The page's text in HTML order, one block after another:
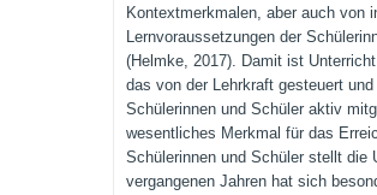
Kontextmerkmalen, aber auch von
Lernvoraussetzungen der
(Helmke, 2017). Damit ist
das von der Lehrkraft gesteuert
Schülerinnen und Schüler aktiv
wesentliches Merkmal für das
Schülerinnen und Schüler stellt die
vergangenen Jahren hat sich